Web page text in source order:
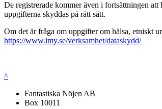
De registrerade kommer även i fortsättningen
uppgifterna skyddas på rätt sätt.
Om det är fråga om uppgifter om hälsa, etniskt
https://www.imy.se/verksamhet/dataskydd/
^
Fantastiska Nöjen AB
Box 10011